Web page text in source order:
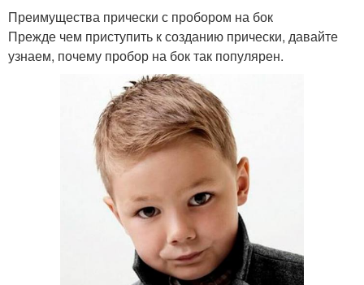
Преимущества прически с пробором на бок
Прежде чем приступить к созданию прически, давайте
узнаем, почему пробор на бок так популярен.